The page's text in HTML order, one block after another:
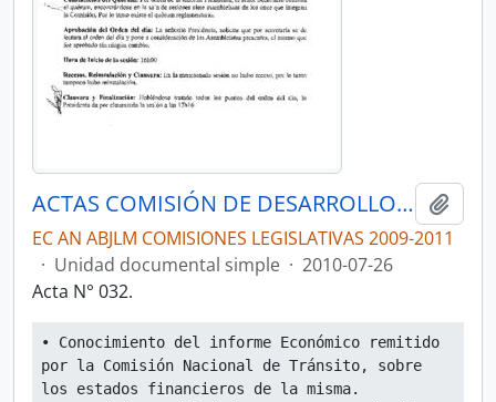
ACTAS COMISIÓN DE DESARROLLO ECONÓMICO, PRODUCTIVO Y LA MICROEMPRESA
EC AN ABJLM COMISIONES LEGISLATIVAS 2009-2011
· Unidad documental simple · 2010-07-26
Acta N° 032.
• Conocimiento del informe Económico remitido
por la Comisión Nacional de Tránsito, sobre
los estados financieros de la misma.